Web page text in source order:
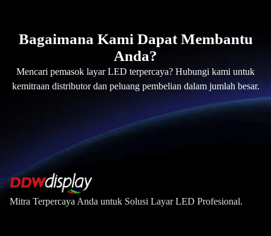
Bagaimana Kami Dapat Membantu
Anda?
Mencari pemasok layar LED terpercaya? Hubungi kami untuk
kemitraan distributor dan peluang pembelian dalam jumlah besar.
Mitra Terpercaya Anda untuk Solusi Layar LED Profesional.